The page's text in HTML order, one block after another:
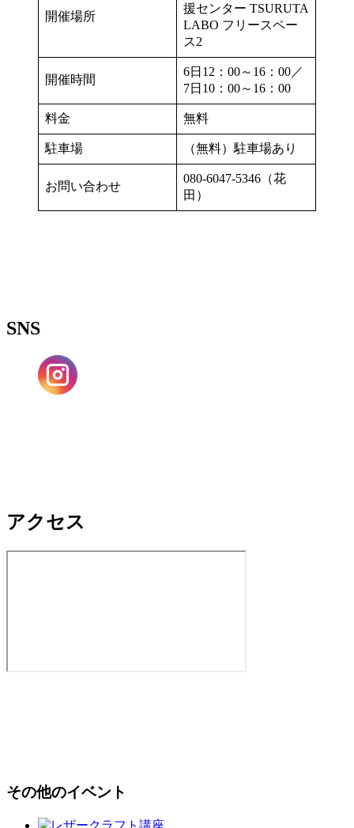
開催場所
援センター TSURUTA
LABO フリースペー
ス2
開催時間
6日12：00～16：00／
7日10：00～16：00
料金 無料
駐車場 （無料）駐車場あり
お問い合わせ
080-6047-5346（花
田）
SNS
アクセス
その他のイベント